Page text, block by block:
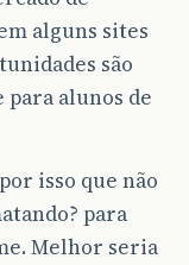
alguns sites
são
alunos de
isso que não
para
Melhor seria